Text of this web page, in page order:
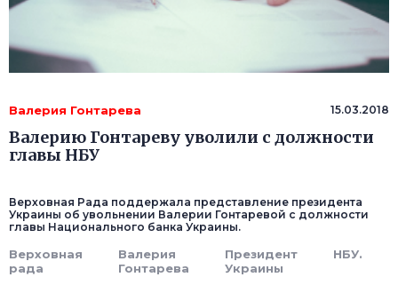
Валерия Гонтарева 15.03.2018
Валерию Гонтареву уволили с должности
главы НБУ
Верховная Рада поддержала представление президента
Украины об увольнении Валерии Гонтаревой с должности
главы Национального банка Украины.
Верховная
рада
Валерия
Гонтарева
Президент
Украины
НБУ.